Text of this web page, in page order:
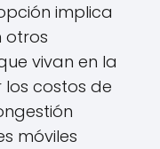
implica
otros
vivan en la
costos de
móviles